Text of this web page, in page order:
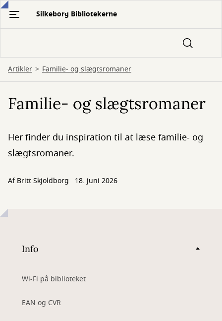
Gå
hovedindhold
Silkeborg Bibliotekerne
Artikler Familie- og slægtsromaner
Familie- og slægtsromaner
Her finder du inspiration til at læse familie- og
slægtsromaner.
AfBritt Skjoldborg 18. juni 2026
Info
Wi-Fi på biblioteket
EAN og CVR